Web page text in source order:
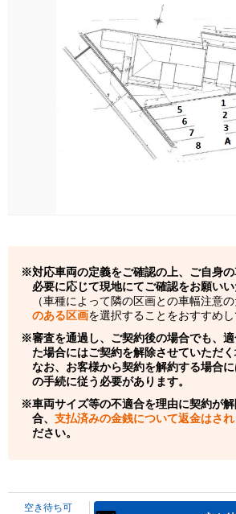
対応車両の定義をご確認の上、ご自身の
必要に応じて現地にてご確認をお願いい
（車種によって隣の区画との車幅注意の
のある区画を選択することをおすすめし
審査を通過し、ご契約後の場合でも、
た場合にはご契約を解除させていただく
なお、お客様から契約を解約する場合
の手続に従う必要があります。
車両サイズ等の不適合を理由に契約が
合、 支払済みの金銭について返金はさ
ださい。
空き待ち可